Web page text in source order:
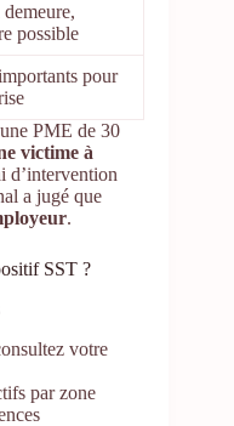
possible
pour
PME de 30
victime à
d’intervention
a jugé que
.
SST ?
votre
par zone